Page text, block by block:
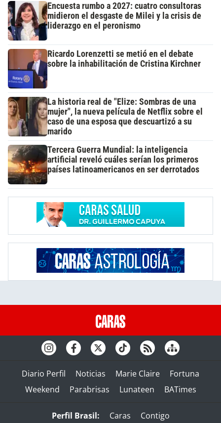
Encuesta rumbo a 2027: cuatro consultoras
midieron el desgaste de Milei y la crisis de
liderazgo en el peronismo
Ricardo Lorenzetti se metió en el debate
sobre la inhabilitación de Cristina Kirchner
La historia real de "Elize: Sombras de una
mujer", la nueva película de Netflix sobre el
caso de una esposa que descuartizó a su
marido
Tercera Guerra Mundial: la inteligencia
artificial reveló cuáles serían los primeros
países latinoamericanos en ser derrotados
Diario Perfil Noticias Marie Claire
Fortuna
Weekend
Parabrisas Lunateen BATimes
Perfil Brasil: Caras Contigo